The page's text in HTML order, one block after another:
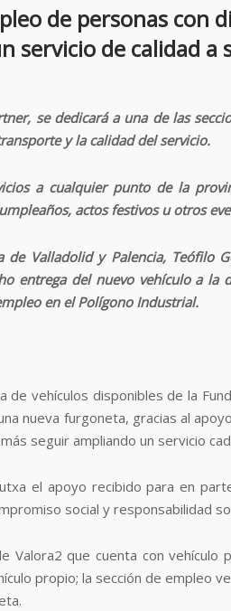
de personas con
servicio de calidad
se dedicará a unade las
y la calidad del servicio.
a cualquier punto de la
actos festivos u otros
de Valladolid y Palencia, Teófilo
entrega del nuevo vehículo a la
en el Polígono Industrial.
de vehículos disponibles de la
nueva furgoneta, gracias al
seguir ampliando un servicio
el apoyo recibido para en
social y responsabilidad
Valora2 que cuenta con
propio; la sección de empleo